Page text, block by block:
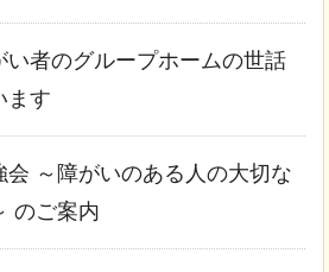
い者のグループホームの世話
ます
会 ～障がいのある人の大切な
のご案内